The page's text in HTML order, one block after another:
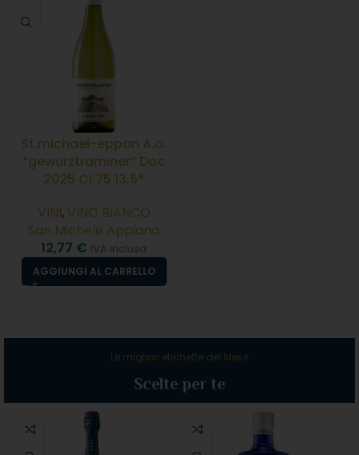
St.michael-eppan A.a.
“gewurztraminer” Doc
2025 Cl.75 13,5°
VINI, VINO BIANCO
San Michele Appiano
12,77 € IVA Inclusa
AGGIUNGI AL CARRELLO
Le migliori etichette del Mese
Scelte per te